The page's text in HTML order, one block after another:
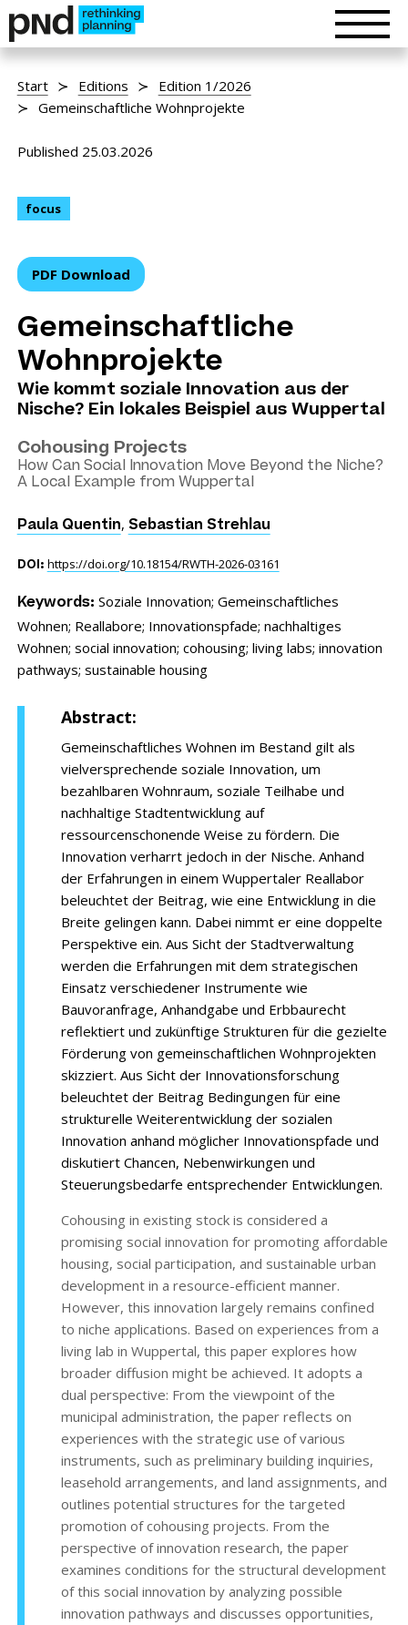
Start Editions
Edition 1/2026
Gemeinschaftliche Wohnprojekte
Published 25.03.2026
focus
PDF Download
Gemeinschaftliche
Wohnprojekte
Wie kommt soziale Innovation aus der
Nische? Ein lokales Beispiel aus Wuppertal
Cohousing Projects
How Can Social Innovation Move Beyond the Niche?
A Local Example from Wuppertal
Paula Quentin, Sebastian Strehlau
DOI: https://doi.org/10.18154/RWTH-2026-03161
Keywords: Soziale Innovation; Gemeinschaftliches
Wohnen; Reallabore; Innovationspfade; nachhaltiges
Wohnen; social innovation; cohousing; living labs; innovation
pathways; sustainable housing
Abstract:
Gemeinschaftliches Wohnen im Bestand gilt als
vielversprechende soziale Innovation, um
bezahlbaren Wohnraum, soziale Teilhabe und
nachhaltige Stadtentwicklung auf
ressourcenschonende Weise zu fördern. Die
Innovation verharrt jedoch in der Nische. Anhand
der Erfahrungen in einem Wuppertaler Reallabor
beleuchtet der Beitrag, wie eine Entwicklung in die
Breite gelingen kann. Dabei nimmt er eine doppelte
Perspektive ein. Aus Sicht der Stadtverwaltung
werden die Erfahrungen mit dem strategischen
Einsatz verschiedener Instrumente wie
Bauvoranfrage, Anhandgabe und Erbbaurecht
reflektiert und zukünftige Strukturen für die gezielte
Förderung von gemeinschaftlichen Wohnprojekten
skizziert. Aus Sicht der Innovationsforschung
beleuchtet der Beitrag Bedingungen für eine
strukturelle Weiterentwicklung der sozialen
Innovation anhand möglicher Innovationspfade und
diskutiert Chancen, Nebenwirkungen und
Steuerungsbedarfe entsprechender Entwicklungen.
Cohousing in existing stock is considered a
promising social innovation for promoting affordable
housing, social participation, and sustainable urban
development in a resource-efficient manner.
However, this innovation largely remains confined
to niche applications. Based on experiences from a
living lab in Wuppertal, this paper explores how
broader diffusion might be achieved. It adopts a
dual perspective: From the viewpoint of the
municipal administration, the paper reflects on
experiences with the strategic use of various
instruments, such as preliminary building inquiries,
leasehold arrangements, and land assignments, and
outlines potential structures for the targeted
promotion of cohousing projects. From the
perspective of innovation research, the paper
examines conditions for the structural development
of this social innovation by analyzing possible
innovation pathways and discusses opportunities,